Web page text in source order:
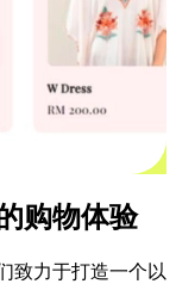
购物体验
致力于打造一个以